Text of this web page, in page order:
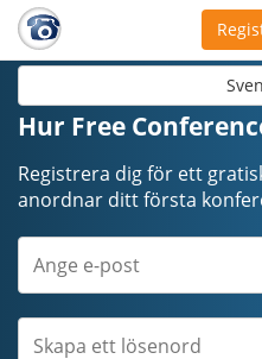
Hur Free
Registrera dig för ett
anordnar ditt första